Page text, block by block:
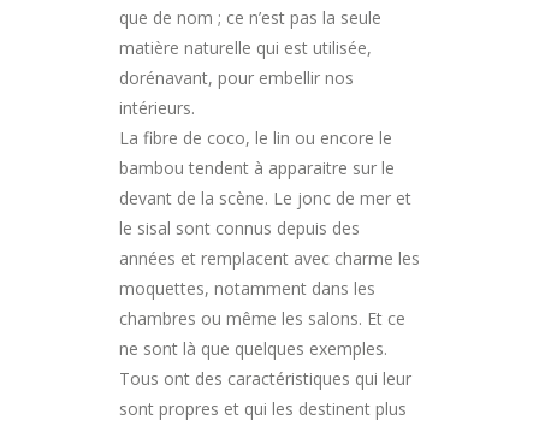
que de nom ; ce n’est pas la seule
matière naturelle qui est utilisée,
dorénavant, pour embellir nos
intérieurs.
La fibre de coco, le lin ou encore le
bambou tendent à apparaitre sur le
devant de la scène. Le jonc de mer et
le sisal sont connus depuis des
années et remplacent avec charme les
moquettes, notamment dans les
chambres ou même les salons. Et ce
ne sont là que quelques exemples.
Tous ont des caractéristiques qui leur
sont propres et qui les destinent plus